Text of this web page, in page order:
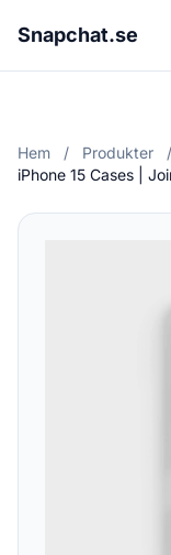
Snapchat.se
Hem / Produkter /
iPhone 15 Cases |